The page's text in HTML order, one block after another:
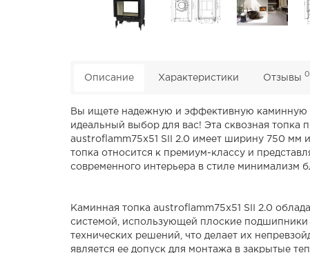
Описание Характеристики Отзывы 0
Вы ищете надежную и эффективную каминную
идеальный выбор для вас! Эта сквозная топка
austroflamm75x51 SII 2.0 имеет ширину 750 мм
топка относится к премиум-классу и
современного интерьера в стиле минимализм
Каминная топка austroflamm75x51 SII 2.0
системой, использующей плоские подшипники
технических решений, что делает их
является ее допуск для монтажа в закрытые